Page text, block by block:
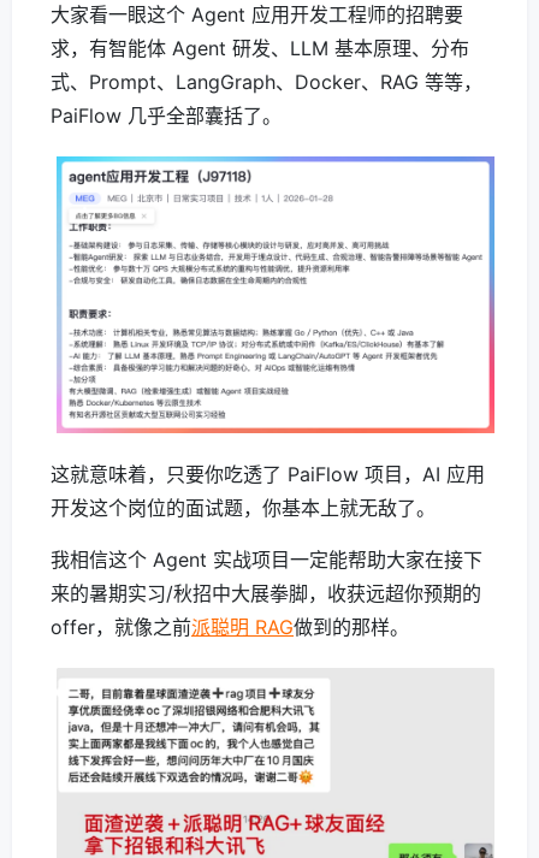
大家看一眼这个 Agent 应用开发工程师的招聘要
求，有智能体 Agent 研发、LLM 基本原理、分布
式、Prompt、LangGraph、Docker、RAG 等等，
PaiFlow 几乎全部囊括了。
这就意味着，只要你吃透了 PaiFlow 项目，AI 应用
开发这个岗位的面试题，你基本上就无敌了。
我相信这个 Agent 实战项目一定能帮助大家在接下
来的暑期实习/秋招中大展拳脚，收获远超你预期的
offer，就像之前派聪明 RAG做到的那样。